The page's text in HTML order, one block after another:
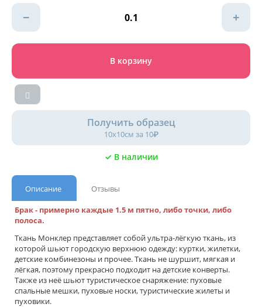
− +
В корзину
Получить образец
10х10см за 10₽
✓ В наличии
Описание
Отзывы
Брак - примерно каждые 1.5 м пятно, либо точки, либо
полоса.
Ткань Монклер представляет собой ультра-лёгкую ткань, из
которой шьют городскую верхнюю одежду: куртки, жилетки,
детские комбинезоны и прочее. Ткань не шуршит, мягкая и
лёгкая, поэтому прекрасно подходит на детские конверты.
Также из неё шьют туристическое снаряжение: пуховые
спальные мешки, пуховые носки, туристические жилеты и
пуховики.